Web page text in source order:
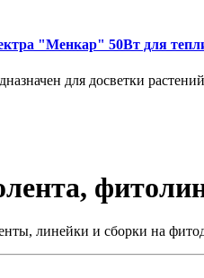
"Менкар" 50Вт для
для досветки
линейки и сборки на